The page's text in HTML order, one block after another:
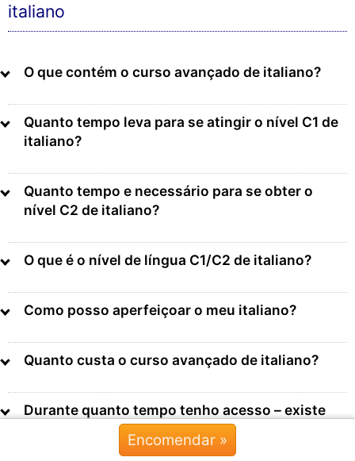
italiano
O que contém o curso avançado de italiano?
Quanto tempo leva para se atingir o nível C1 de
italiano?
Quanto tempo e necessário para se obter o
nível C2 de italiano?
O que é o nível de língua C1/C2 de italiano?
Como posso aperfeiçoar o meu italiano?
Quanto custa o curso avançado de italiano?
Durante quanto tempo tenho acesso – existe
uma subscrição?
Encomendar »
Chat »